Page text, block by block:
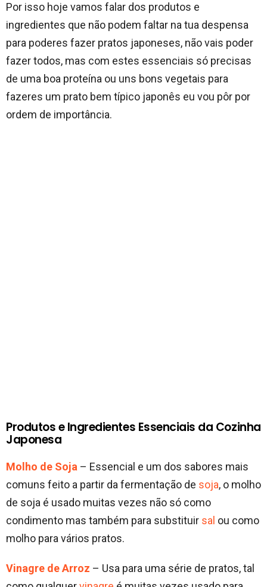
Por isso hoje vamos falar dos produtos e
ingredientes que não podem faltar na tua despensa
para poderes fazer pratos japoneses, não vais poder
fazer todos, mas com estes essenciais só precisas
de uma boa proteína ou uns bons vegetais para
fazeres um prato bem típico japonês eu vou pôr por
ordem de importância.
Produtos e Ingredientes Essenciais da Cozinha
Japonesa
Molho de Soja – Essencial e um dos sabores mais
comuns feito a partir da fermentação de soja, o molho
de soja é usado muitas vezes não só como
condimento mas também para substituir sal ou como
molho para vários pratos.
Vinagre de Arroz – Usa para uma série de pratos, tal